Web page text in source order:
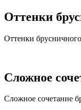
Оттенки
Оттенки
Сложное
Сложное сочетание